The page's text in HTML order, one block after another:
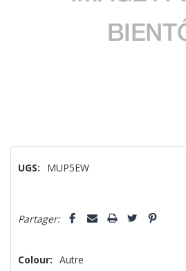
UGS: MUP5EW
vous!
n’en
Partager:
Colour: Autre